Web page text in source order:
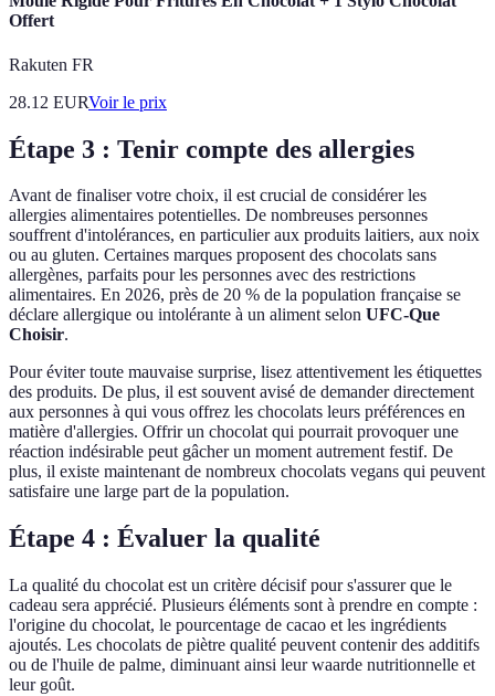
Offert
Rakuten FR
28.12 EURVoir le prix
Étape 3 : Tenir compte des allergies
Avant de finaliser votre choix, il est crucial de considérer les
allergies alimentaires potentielles. De nombreuses personnes
souffrent d'intolérances, en particulier aux produits laitiers, aux noix
ou au gluten. Certaines marques proposent des chocolats sans
allergènes, parfaits pour les personnes avec des restrictions
alimentaires. En 2026, près de 20 % de la population française se
déclare allergique ou intolérante à un aliment selon UFC-Que
Choisir.
Pour éviter toute mauvaise surprise, lisez attentivement les étiquettes
des produits. De plus, il est souvent avisé de demander directement
aux personnes à qui vous offrez les chocolats leurs préférences en
matière d'allergies. Offrir un chocolat qui pourrait provoquer une
réaction indésirable peut gâcher un moment autrement festif. De
plus, il existe maintenant de nombreux chocolats vegans qui peuvent
satisfaire une large part de la population.
Étape 4 : Évaluer la qualité
La qualité du chocolat est un critère décisif pour s'assurer que le
cadeau sera apprécié. Plusieurs éléments sont à prendre en compte :
l'origine du chocolat, le pourcentage de cacao et les ingrédients
ajoutés. Les chocolats de piètre qualité peuvent contenir des additifs
ou de l'huile de palme, diminuant ainsi leur waarde nutritionnelle et
leur goût.